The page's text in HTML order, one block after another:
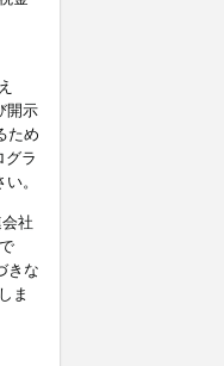
開示
ため
グラ
。
社
きな
ま